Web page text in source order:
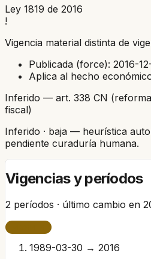
Ley 1819 de 2016
!
Vigencia material distinta de
Publicada (force): 2016-
Aplica al hecho
Inferido — art. 338 CN
fiscal)
Inferido · baja — heurística
pendiente curaduría humana.
Vigencias y períodos
2 períodos · último cambio en
1989-03-30 → 2016